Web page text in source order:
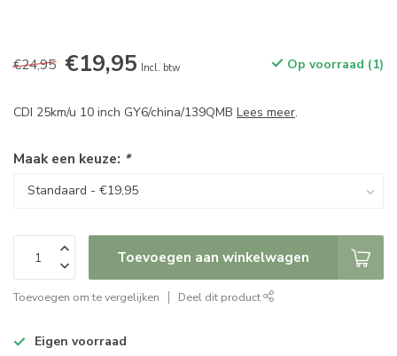
€24,95 €19,95 Incl. btw Op voorraad (1)
CDI 25km/u 10 inch GY6/china/139QMB Lees meer.
Maak een keuze: *
Toevoegen aan winkelwagen
Toevoegen om te vergelijken Deel dit product
Eigen voorraad